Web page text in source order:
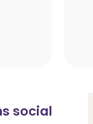
social